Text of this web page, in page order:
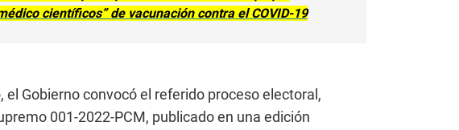
científicos” de vacunación contra el COVID-19
el Gobierno convocó el referido proceso electoral,
001-2022-PCM, publicado en una edición